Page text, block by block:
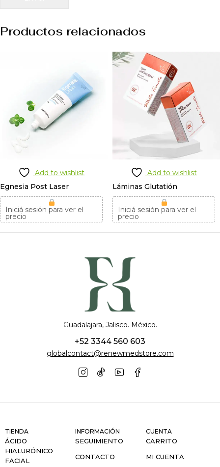
Productos relacionados
Add to wishlist
Egnesia Post Laser
Iniciá sesión para ver el
precio
Add to wishlist
Láminas Glutatión
Iniciá sesión para ver el
precio
Guadalajara, Jalisco. México.
+52 3344 560 603
globalcontact@renewmedstore.com
TIENDA
ÁCIDO
HIALURÓNICO
FACIAL
INFORMACIÓN
SEGUIMIENTO
CONTACTO
CUENTA
CARRITO
MI CUENTA